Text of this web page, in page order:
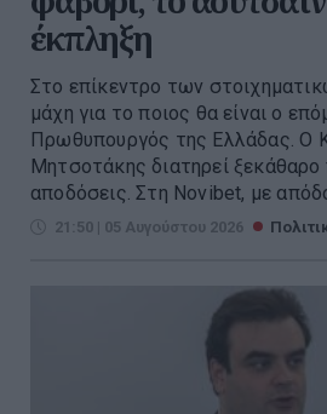
έκπληξη
Στο επίκεντρο των
μάχη για το ποιος θα είναι ο
Πρωθυπουργός της Ελλάδας. Ο
Μητσοτάκης διατηρεί
αποδόσεις. Στη Novibet, με
21:50 | 05 Αυγούστου 2026